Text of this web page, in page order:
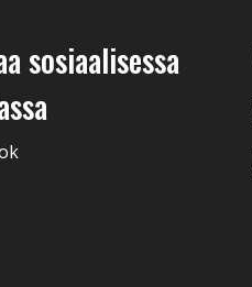
sosiaalisessa